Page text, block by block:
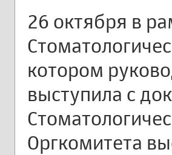
26 октября в
котором
выступила с
Оргкомитета